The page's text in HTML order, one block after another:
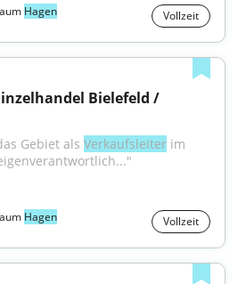
Hagen Vollzeit
Bielefeld /
Gebiet als Verkaufsleiter im
Hagen Vollzeit